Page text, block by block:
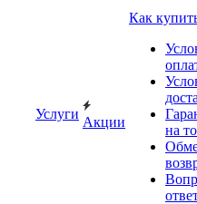
Услуги
Акции
Как
на